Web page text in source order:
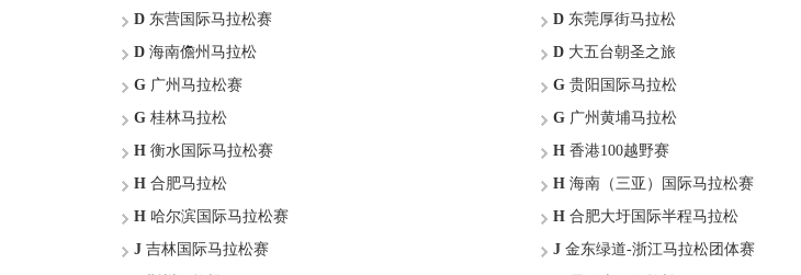
D 东营国际马拉松赛 D东莞厚街马拉松
D 海南儋州马拉松 D大五台朝圣之旅
G 广州马拉松赛 G贵阳国际马拉松
G 桂林马拉松 G广州黄埔马拉松
H 衡水国际马拉松赛 H香港100越野赛
H 合肥马拉松 H海南（三亚）国际马拉松赛
H 哈尔滨国际马拉松赛 H合肥大圩国际半程马拉松
J 吉林国际马拉松赛 J金东绿道-浙江马拉松团体赛